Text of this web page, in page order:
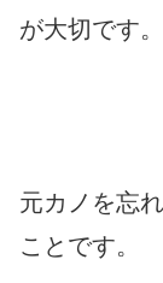
が大切です。
元カノを忘
ことです。